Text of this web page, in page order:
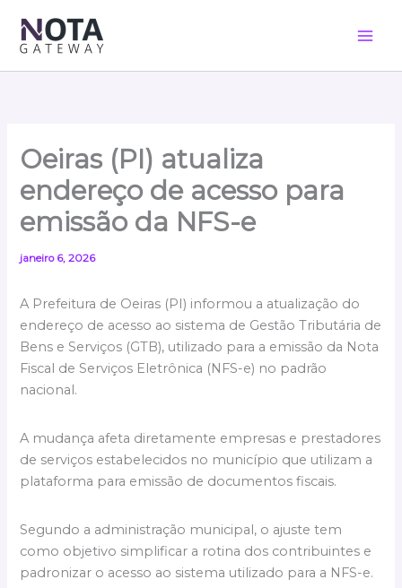
para
conteúdo
Oeiras (PI) atualiza
endereço de acesso para
emissão da NFS-e
janeiro 6, 2026
A Prefeitura de Oeiras (PI) informou a atualização do
endereço de acesso ao sistema de Gestão Tributária de
Bens e Serviços (GTB), utilizado para a emissão da Nota
Fiscal de Serviços Eletrônica (NFS-e) no padrão
nacional.
A mudança afeta diretamente empresas e prestadores
de serviços estabelecidos no município que utilizam a
plataforma para emissão de documentos fiscais.
Segundo a administração municipal, o ajuste tem
como objetivo simplificar a rotina dos contribuintes e
padronizar o acesso ao sistema utilizado para a NFS-e.